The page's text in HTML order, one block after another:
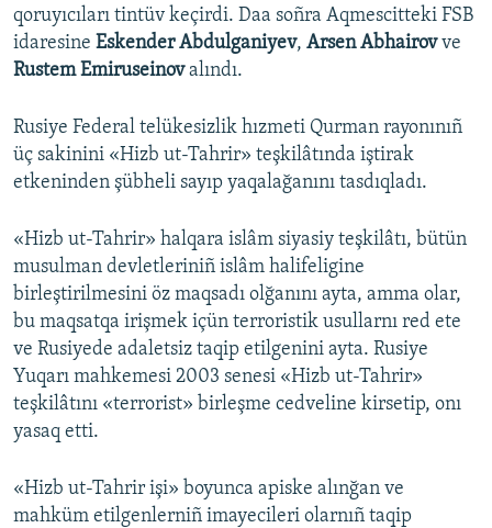
qoruyıcıları tintüv keçirdi. Daa soñra Aqmescitteki FSB
idaresine Eskender Abdulganiyev, Arsen Abhairovve
Rustem Emiruseinovalındı.
Rusiye Federal telükesizlik hızmeti Qurman rayonınıñ
üç sakinini «Hizb ut-Tahrir» teşkilâtında iştirak
etkeninden şübheli sayıp yaqalağanını tasdıqladı.
«Hizb ut-Tahrir» halqara islâm siyasiy teşkilâtı, bütün
musulman devletleriniñ islâm halifeligine
birleştirilmesini öz maqsadı olğanını ayta, amma olar,
bu maqsatqa irişmek içün terroristik usullarnı red ete
ve Rusiyede adaletsiz taqip etilgenini ayta. Rusiye
Yuqarı mahkemesi 2003 senesi «Hizb ut-Tahrir»
teşkilâtını «terrorist» birleşme cedveline kirsetip, onı
yasaq etti.
«Hizb ut-Tahrir işi» boyunca apiske alınğan ve
mahküm etilgenlerniñ imayecileri olarnıñ taqip